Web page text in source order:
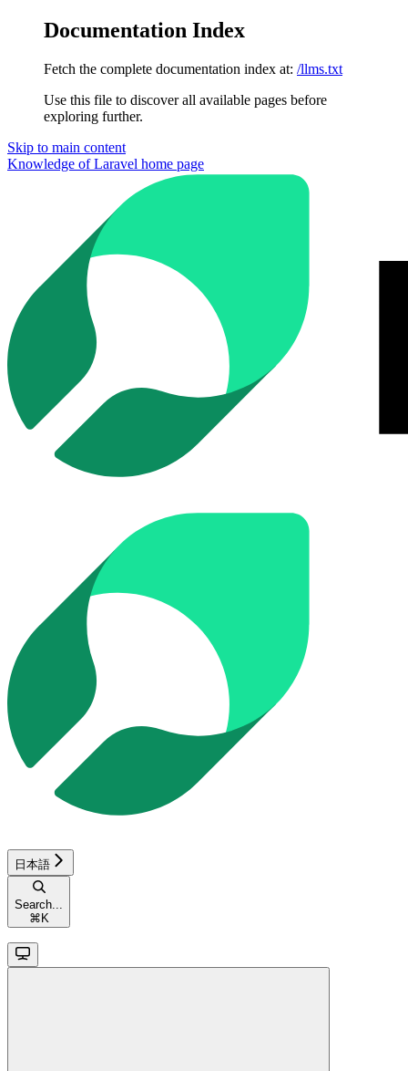
Documentation Index
Fetch the complete documentation index at: /llms.txt
Use this file to discover all available pages before
exploring further.
Skip to main content
Knowledge of Laravel home page
日本語
Search...
⌘ K